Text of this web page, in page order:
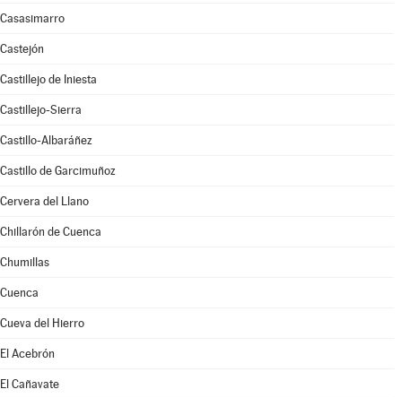
Casasimarro
Castejón
Castillejo de Iniesta
Castillejo-Sierra
Castillo-Albaráñez
Castillo de Garcimuñoz
Cervera del Llano
Chillarón de Cuenca
Chumillas
Cuenca
Cueva del Hierro
El Acebrón
El Cañavate